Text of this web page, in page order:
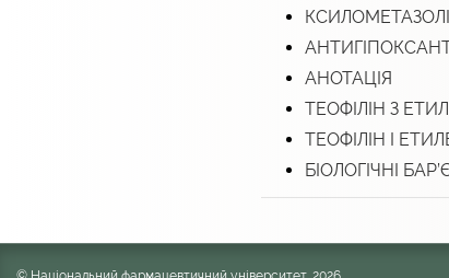
АНОТАЦІЯ
ТЕОФІЛІН З
ТЕОФІЛІН І
БІОЛОГІЧНІ